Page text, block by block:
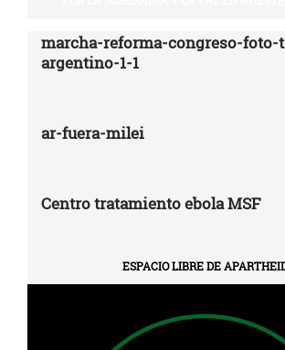
marcha-reforma-congreso-foto-
argentino-1-1
ar-fuera-milei
Centro tratamiento ebola MSF
ESPACIO LIBRE DE